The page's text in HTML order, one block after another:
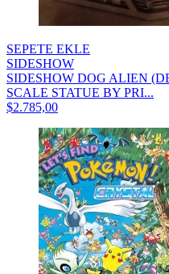
SEPETE EKLE
SIDESHOW
SIDESHOW DOG ALIEN
SCALE STATUE BY PRI...
$2.785,00